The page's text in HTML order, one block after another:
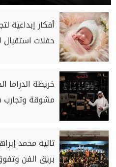
أفكار إبداعية
حفلات
خريطة الدراما
مشوقة وتجارب
تاليه محمد
بريق الفن